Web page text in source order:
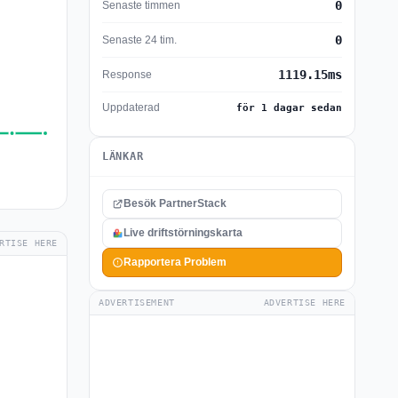
HERE
Senaste timmen 0
Senaste 24 tim. 0
Response 1119.15ms
Uppdaterad för 1 dagar sedan
LÄNKAR
Besök PartnerStack
Live driftstörningskarta
Rapportera Problem
ADVERTISEMENT ADVERTISE HERE